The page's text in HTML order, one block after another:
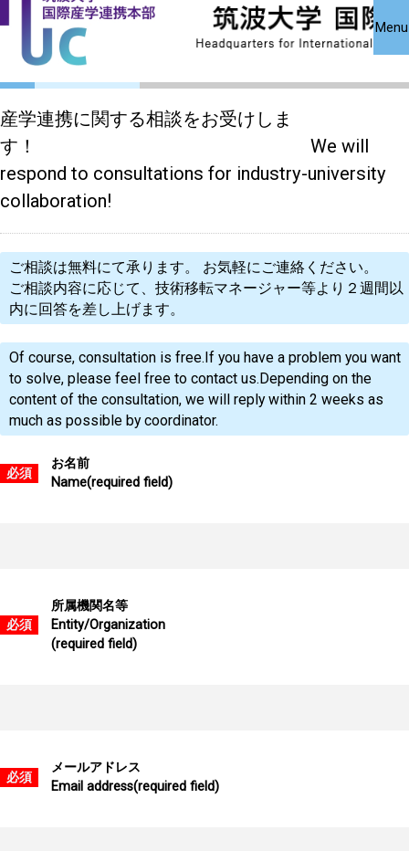
Menu
Close
国際産学連携
本部について
国際産学連携
本部公募事業
共同研究受
究・知的財
アクセス お問い合わせ English
産学連携に関する相談をお受けしま
す！ We will
respond to consultations for industry-university
collaboration!
ご相談は無料にて承ります。
お気軽にご連絡ください。
ご相談内容に応じて、技術移転マネージャー等より２週間以
内に回答を差し上げます。
Of course, consultation is free.If you have a problem you want
to solve, please feel free to contact us.Depending on the
content of the consultation, we will reply within 2 weeks as
much as possible by coordinator.
必須
お名前
Name(required field)
必須
所属機関名等
Entity/Organization
(required field)
必須
メールアドレス
Email address(required field)